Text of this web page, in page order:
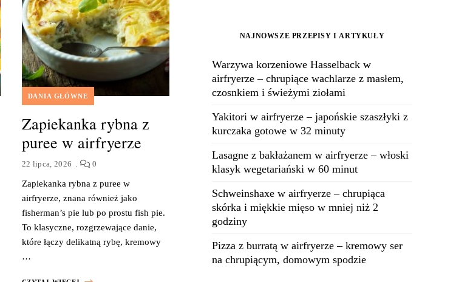
DANIA GŁÓWNE
Zapiekanka rybna z
puree w airfryerze
22 lipca, 2026 0
Zapiekanka rybna z puree w
airfryerze, znana również jako
fisherman’s pie lub po prostu fish pie.
To klasyczne, rozgrzewające danie,
które łączy delikatną rybę, kremowy
…
NAJNOWSZE PRZEPISY I ARTYKUŁY
Warzywa korzeniowe Hasselback w
airfryerze – chrupiące wachlarze z masłem,
czosnkiem i świeżymi ziołami
Yakitori w airfryerze – japońskie szaszłyki z
kurczaka gotowe w 32 minuty
Lasagne z bakłażanem w airfryerze – włoski
klasyk wegetariański w 60 minut
Schweinshaxe w airfryerze – chrupiąca
skórka i miękkie mięso w mniej niż 2
godziny
Pizza z burratą w airfryerze – kremowy ser
na chrupiącym, domowym spodzie